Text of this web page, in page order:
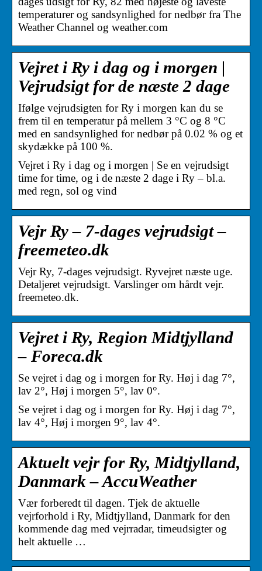
temperaturer og sandsynlighed for nedbør fra The
Weather Channel og weather.com
Vejret i Ry i dag og i morgen |
Vejrudsigt for de næste 2 dage
Ifølge vejrudsigten for Ry i morgen kan du se
frem til en temperatur på mellem 3 °C og 8 °C
med en sandsynlighed for nedbør på 0.02 % og et
skydække på 100 %.
Vejret i Ry i dag og i morgen | Se en vejrudsigt
time for time, og i de næste 2 dage i Ry – bl.a.
med regn, sol og vind
Vejr Ry – 7-dages vejrudsigt –
freemeteo.dk
Vejr Ry, 7-dages vejrudsigt. Ryvejret næste uge.
Detaljeret vejrudsigt. Varslinger om hårdt vejr.
freemeteo.dk.
Vejret i Ry, Region Midtjylland
– Foreca.dk
Se vejret i dag og i morgen for Ry. Høj i dag 7°,
lav 2°, Høj i morgen 5°, lav 0°.
Se vejret i dag og i morgen for Ry. Høj i dag 7°,
lav 4°, Høj i morgen 9°, lav 4°.
Aktuelt vejr for Ry, Midtjylland,
Danmark – AccuWeather
Vær forberedt til dagen. Tjek de aktuelle
vejrforhold i Ry, Midtjylland, Danmark for den
kommende dag med vejrradar, timeudsigter og
helt aktuelle …